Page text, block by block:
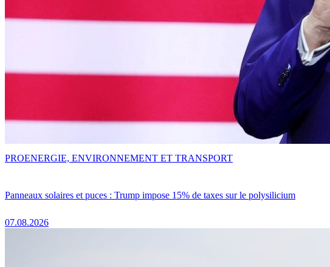
Panneaux solaires et puces : Trump impose 15% de taxes sur le polysilicium
07.08.2026
PROENERGIE, ENVIRONNEMENT ET TRANSPORT